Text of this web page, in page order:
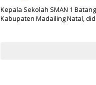
Kepala Sekolah SMAN 1
Kabupaten Madailing Natal,